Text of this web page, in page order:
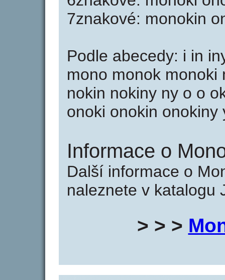
7znakové: monokin
Podle abecedy: i in
mono monok monoki
nokin nokiny ny o o
onoki onokin onokiny
Informace o
Další informace o
naleznete v katalogu
> > >